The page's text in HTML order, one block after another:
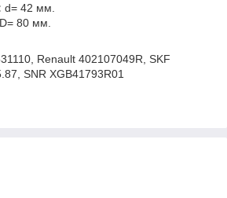
d= 42 мм.
D= 80 мм.
Renault 402107049R, SKF
SNR XGB41793R01